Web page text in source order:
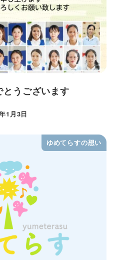
うございます
1月3日
ゆめてらすの想い